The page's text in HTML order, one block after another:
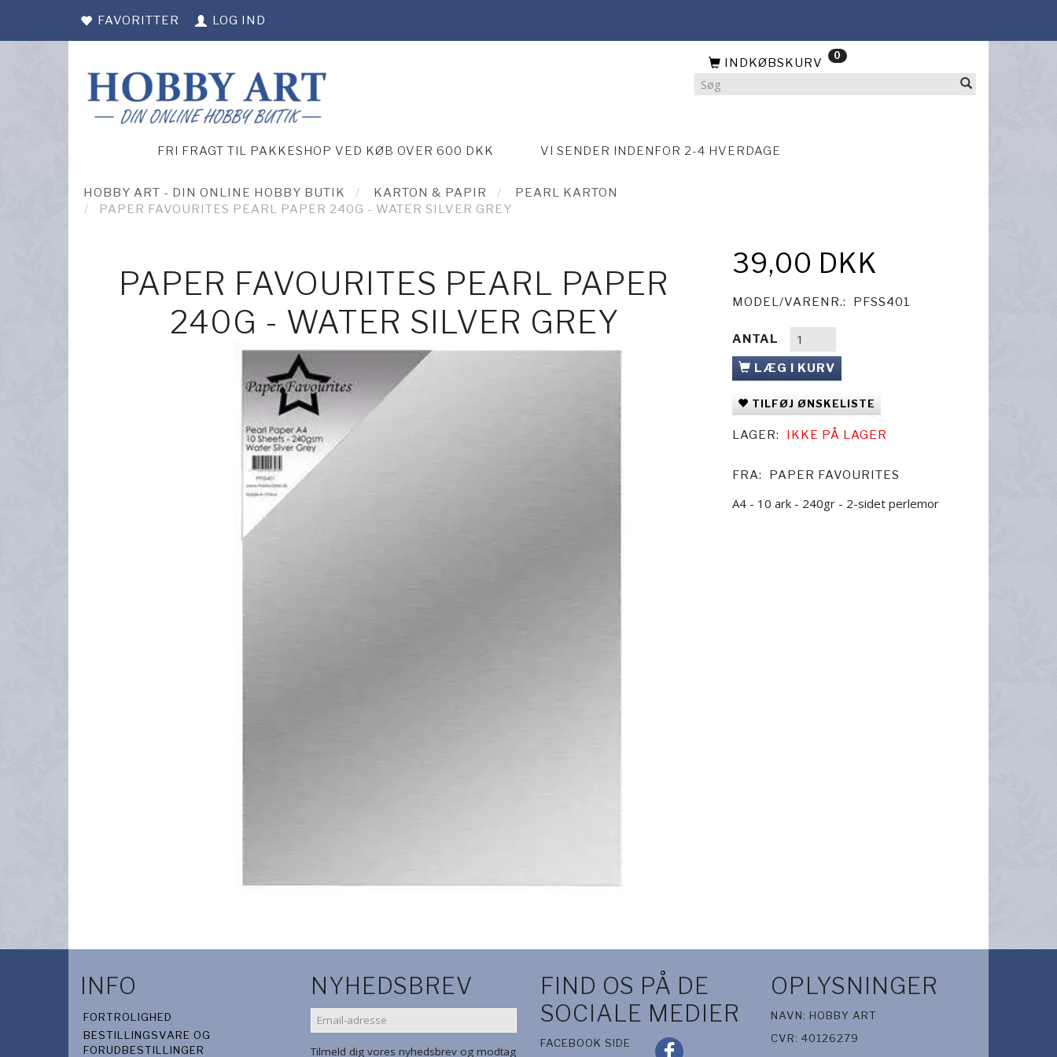
FAVORITTER LOG IND
INDKØBSKURV 0
FRI FRAGT TIL PAKKESHOP VED KØB OVER 600 DKK VI SENDER INDENFOR 2-4 HVERDAGE
HOBBY ART - DIN ONLINE HOBBY BUTIK KARTON & PAPIR
PEARL KARTON
PAPER FAVOURITES PEARL PAPER 240G - WATER SILVER GREY
PAPER FAVOURITES PEARL PAPER
240G - WATER SILVER GREY
39,00 DKK
MODEL/VARENR.: PFSS401
ANTAL
LÆG I KURV
TILFØJ ØNSKELISTE
LAGER: IKKE PÅ LAGER
FRA: PAPER FAVOURITES
A4 - 10 ark - 240gr - 2-sidet perlemor
INFO
FORTROLIGHED
BESTILLINGSVARE OG
FORUDBESTILLINGER
NYHEDSBREV
EMAIL-
ADRESSE
Tilmeld dig vores nyhedsbrev og modtag
FIND OS PÅ DE
SOCIALE MEDIER
FACEBOOK SIDE
OPLYSNINGER
NAVN: HOBBY ART
CVR: 40126279